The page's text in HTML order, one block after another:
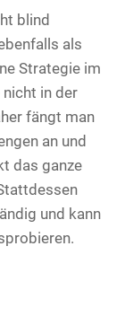
blind
als
Strategie im
in der
fängt man
an und
das ganze
und kann